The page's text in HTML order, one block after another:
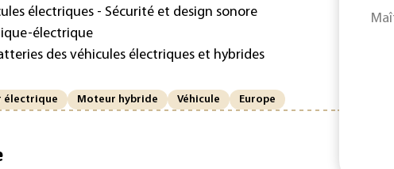
électriques - Sécurité et design sonore
électrique
des véhicules électriques et hybrides
électrique Moteur hybride Véhicule Europe